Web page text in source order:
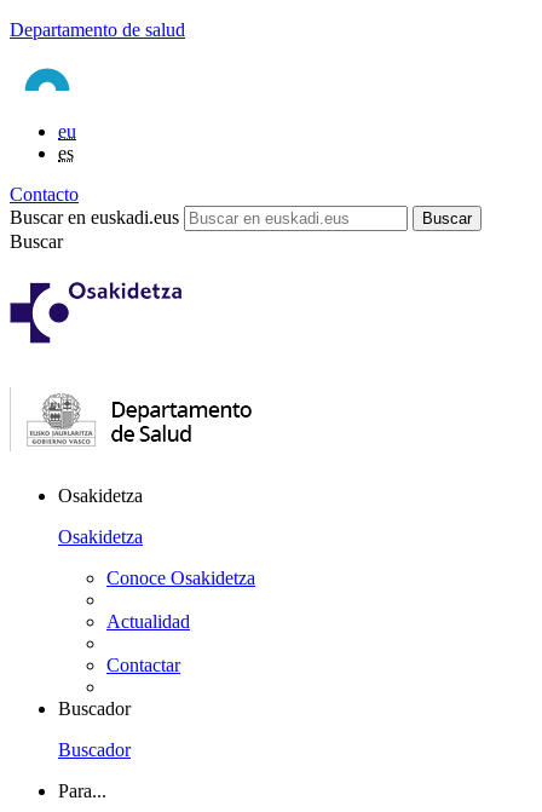
Departamento de salud
eu
es
Contacto
Buscar en euskadi.eus
Buscar
Osakidetza
Osakidetza
Conoce Osakidetza
Actualidad
Contactar
Buscador
Buscador
Para...